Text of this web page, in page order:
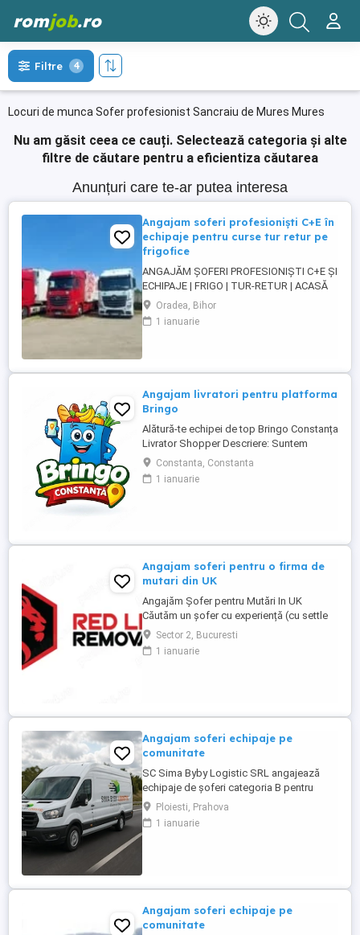
romjob.ro
Locuri de munca Sofer profesionist Sancraiu de Mures Mures
Filtre 4
Nu am găsit ceea ce cauți. Selectează categoria și alte
filtre de căutare pentru a eficientiza căutarea
Anunțuri care te-ar putea interesa
Angajam soferi profesioniști C+E în
echipaje pentru curse tur retur pe
frigofice
ANGAJĂM ȘOFERI PROFESIONIȘTI C+E ȘI
ECHIPAJE | FRIGO | TUR-RETUR | ACASĂ
SĂPTĂMÂNAL | ORADEA Companie de
transport din Oradea angajează șoferi
profesioniști categoria C+E și echipaje
frigorifice. Căutăm persoane serioase,
responsabile ...
Oradea, Bihor
1 ianuarie
Angajam livratori pentru platforma
Bringo
Alătură-te echipei de top Bringo Constanța
Livrator Shopper Descriere: Suntem
echipa de top Bringo din Constanța,
fruntași la număr de comenzi, target-uri
atinse și tips-uri primite de la clienți. Acum
Constanta, Constanta
1 ianuarie
Angajam soferi pentru o firma de
mutari din UK
Angajăm Șofer pentru Mutări In UK
Căutăm un șofer cu experiență (cu settle
sau pre-settle status în UK), serios,
punctual și cu responsabilitate. Dacă știi
să conduci bine, să ai grijă de marfa
Sector 2, Bucuresti
1 ianuarie
Angajam soferi echipaje pe
comunitate
SC Sima Byby Logistic SRL angajează
echipaje de șoferi categoria B pentru
transport internațional (comunitate)!
Căutăm echipaje formate din 2 șoferi,
posesori ai permisului categoria B, pentru
Ploiesti, Prahova
1 ianuarie
Angajam soferi echipaje pe
comunitate